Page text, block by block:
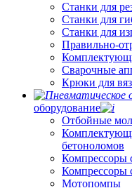
Станки для
Станки для
Станки для
Правильно-
Сварочные
Крюки для
оборудование
Отбойные
бетоноломов
Компрессоры
Компрессоры
Мотопомпы